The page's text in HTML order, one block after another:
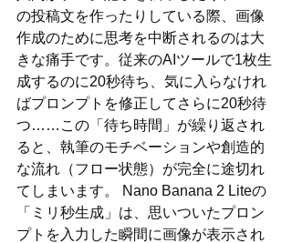
の投稿文を作ったりしている際、画像
作成のために思考を中断されるのは大
きな痛手です。従来のAIツールで1枚生
成するのに20秒待ち、気に入らなけれ
ばプロンプトを修正してさらに20秒待
つ……この「待ち時間」が繰り返され
ると、執筆のモチベーションや創造的
な流れ（フロー状態）が完全に途切れ
てしまいます。 Nano Banana 2 Liteの
「ミリ秒生成」は、思いついたプロン
プトを入力した瞬間に画像が表示され